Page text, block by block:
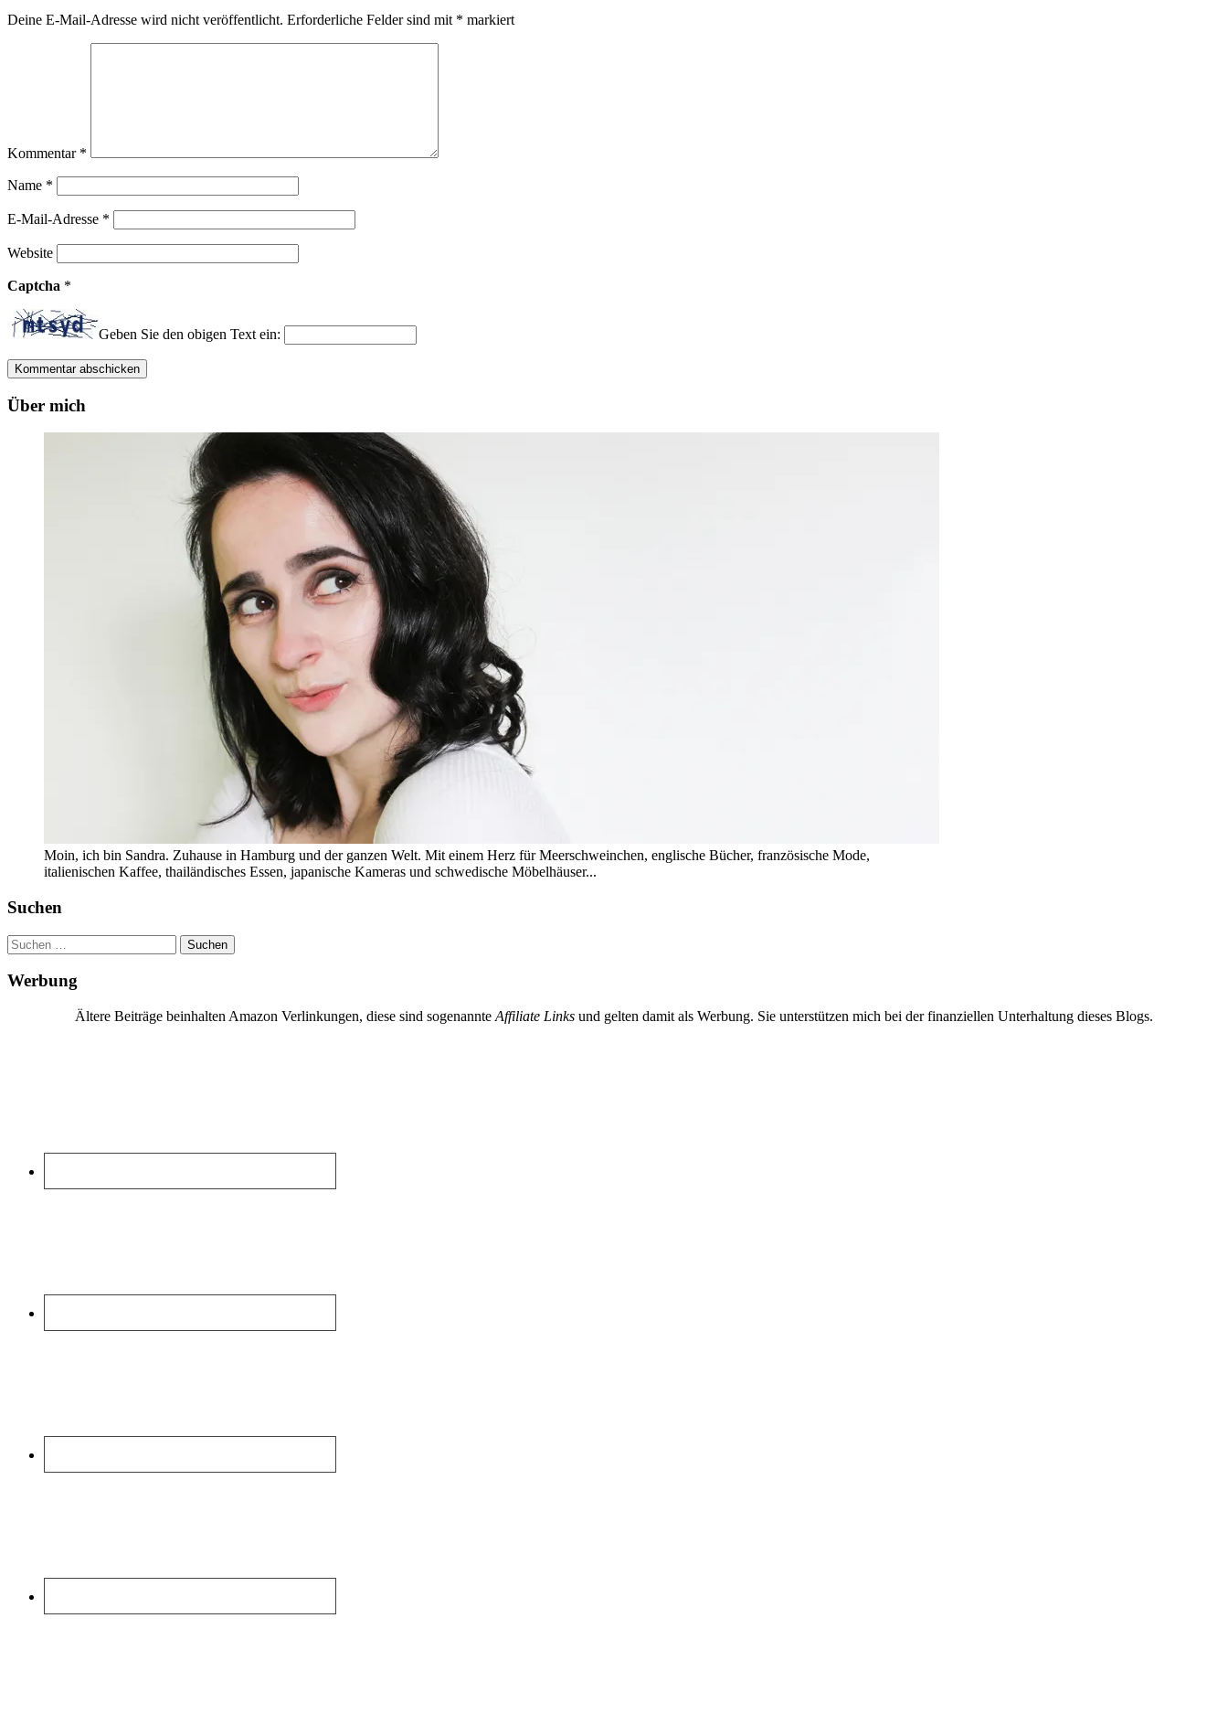
Deine E-Mail-Adresse wird nicht veröffentlicht. Erforderliche Felder sind mit * markiert
Kommentar *
Name *
E-Mail-Adresse *
Website
Captcha *
Geben Sie den obigen Text ein:
Über mich
Moin, ich bin Sandra. Zuhause in Hamburg und der ganzen Welt. Mit einem Herz für Meerschweinchen, englische Bücher, französische Mode,
italienischen Kaffee, thailändisches Essen, japanische Kameras und schwedische Möbelhäuser...
Suchen
Suchen
nach:
Werbung
Ältere Beiträge beinhalten Amazon Verlinkungen, diese sind sogenannte Affiliate Links und gelten damit als Werbung. Sie unterstützen mich bei der finanziellen Unterhaltung dieses Blogs.